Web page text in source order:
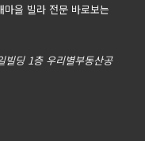
마을 빌라 전문 바로보는
빌딩 1층 우리별부동산공